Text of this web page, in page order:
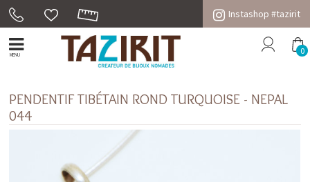
Instashop #tazirit
MENU 0
PENDENTIF TIBÉTAIN ROND TURQUOISE - NEPAL
044